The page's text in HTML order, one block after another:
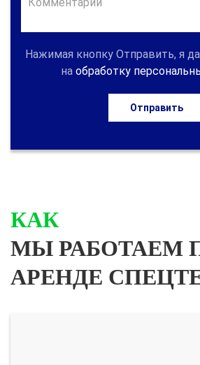
Нажимая кнопку Отправить, я
на обработку
Отправить
КАК
МЫ РАБОТАЕМ
АРЕНДЕ